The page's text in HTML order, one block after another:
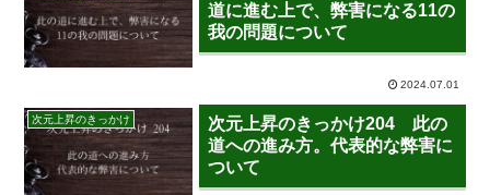
道に進む上で、弊害になる11の
我の問題について
2024.07.01
次元上昇のきっかけ
次元上昇のきっかけ204 此の
道への進み方。代表的な弊害に
ついて